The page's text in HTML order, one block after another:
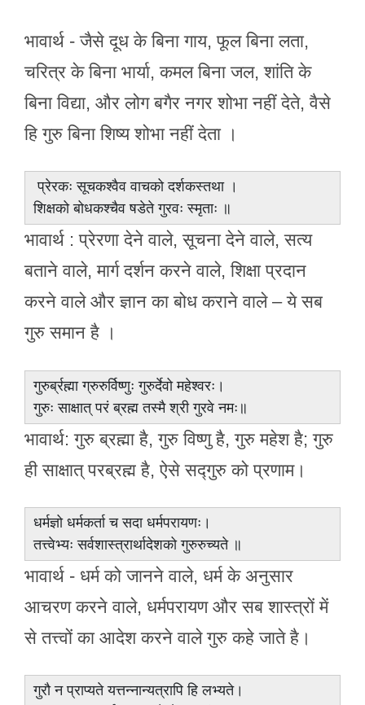
भावार्थ - जैसे दूध के बिना गाय, फूल बिना लता,
चरित्र के बिना भार्या, कमल बिना जल, शांति के
बिना विद्या, और लोग बगैर नगर शोभा नहीं देते, वैसे
हि गुरु बिना शिष्य शोभा नहीं देता ।
प्रेरकः सूचकश्वैव वाचको दर्शकस्तथा ।
शिक्षको बोधकश्चैव षडेते गुरवः स्मृताः ॥
भावार्थ : प्रेरणा देने वाले, सूचना देने वाले, सत्य
बताने वाले, मार्ग दर्शन करने वाले, शिक्षा प्रदान
करने वाले और ज्ञान का बोध कराने वाले – ये सब
गुरु समान है ।
गुरुर्ब्रह्मा ग्रुरुर्विष्णुः गुरुर्देवो महेश्वरः।
गुरुः साक्षात् परं ब्रह्म तस्मै श्री गुरवे नमः॥
भावार्थ: गुरु ब्रह्मा है, गुरु विष्णु है, गुरु महेश है; गुरु
ही साक्षात् परब्रह्म है, ऐसे सद्गुरु को प्रणाम।
धर्मज्ञो धर्मकर्ता च सदा धर्मपरायणः।
तत्त्वेभ्यः सर्वशास्त्रार्थादेशको गुरुरुच्यते ॥
भावार्थ - धर्म को जानने वाले, धर्म के अनुसार
आचरण करने वाले, धर्मपरायण और सब शास्त्रों में
से तत्त्वों का आदेश करने वाले गुरु कहे जाते है।
गुरौ न प्राप्यते यत्तन्नान्यत्रापि हि लभ्यते।